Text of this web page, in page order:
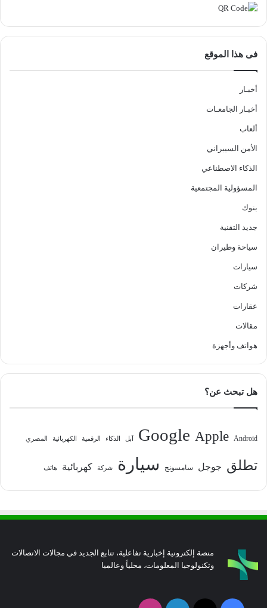
فى هذا الموقع
أخبـار
أخبـار الجامعـات
ألعاب
الأمن السيبراني
الذكاء الاصطناعي
المسؤولية المجتمعية
بنوك
جديد التقنية
سياحة وطيران
سيارات
شركات
عقارات
مقالات
هواتف وأجهزة
هل تبحث عن؟
Android
Apple
Google آبل الذكاء الرقمية الكهربائية المصري
تطلق جوجل سامسونج سيارة شركة كهربائية هاتف
منصة إلكترونية إخبارية تفاعلية، تتابع الجديد في مجالات الاتصالات
وتكنولوجيا المعلومات، محلياً وعالميا